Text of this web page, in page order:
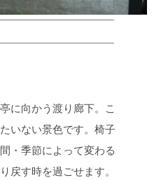
に向かう渡り廊下。こ
いない景色です。椅子
・季節によって変わる
戻す時を過ごせます。